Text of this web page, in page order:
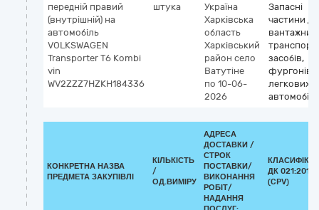
передній правий
(внутрішній) на
автомобіль
VOLKSWAGEN
Transporter Т6 Kombi
vin
WV2ZZZ7HZKH184336
штука
Україна
Харківська
область
Харківський
район село
Ватутіне
по 10-06-
2026
Запасні
частини до
вантажних
засобів,
фургонів
легкових
КОНКРЕТНА НАЗВА
ПРЕДМЕТА ЗАКУПІВЛІ
КІЛЬКІСТЬ
/
ОД.ВИМІРУ
АДРЕСА
ДОСТАВКИ /
СТРОК
ПОСТАВКИ/
ВИКОНАННЯ
РОБІТ/
НАДАННЯ
ДК 021:2015
(CPV)